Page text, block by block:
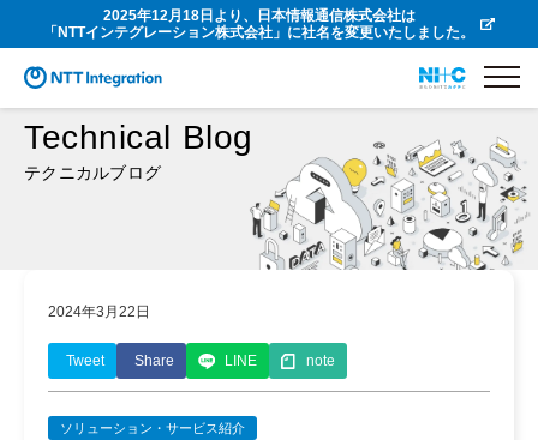
2025年12月18日より、日本情報通信株式会社は
「NTTインテグレーション株式会社」に社名を変更いたしました。
Technical Blog
テクニカルブログ
2024年3月22日
Tweet Share LINE note
ソリューション・サービス紹介